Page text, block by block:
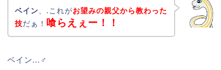
ベイン、.これがお望みの親父から教わった
技だぁ！ 喰らえぇー！！
ベイン…♂